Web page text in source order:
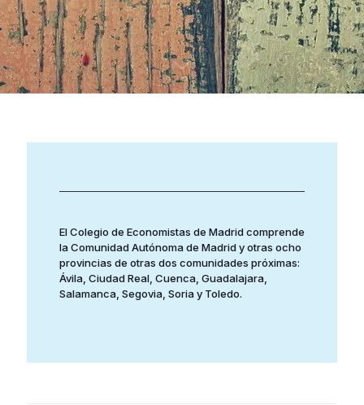
El Colegio de Economistas de Madrid comprende
la Comunidad Autónoma de Madrid y otras ocho
provincias de otras dos comunidades próximas:
Ávila, Ciudad Real, Cuenca, Guadalajara,
Salamanca, Segovia, Soria y Toledo.